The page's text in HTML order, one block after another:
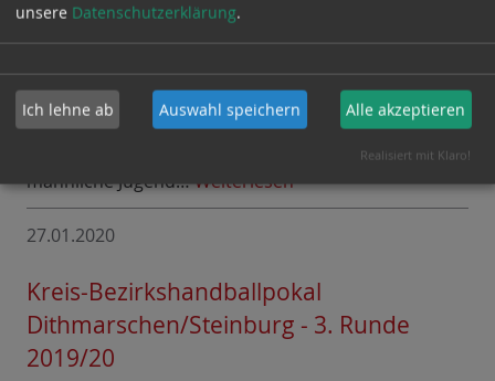
HVSH-Regionalkader-Sichtung der
Die Regionalkadersichtung des HVSH für die
weibliche Jugend Jahrgang 2007 wurde am
25.01.2020 in Henstedt-Ulzburg sowie für die
männliche Jugend…Weiterlesen
27.01.2020
Kreis-Bezirkshandballpokal
Dithmarschen/Steinburg - 3. Runde
2019/20
unsere Datenschutzerklärung.
Ich lehne ab Auswahl speichern Alle akzeptieren
Realisiert mit Klaro!